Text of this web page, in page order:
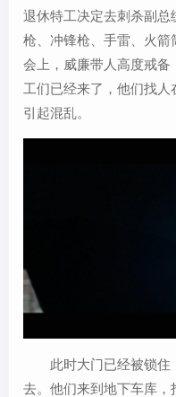
退休特工决定去刺杀副
枪、冲锋枪、手雷、火
会上，威廉带人高度戒
工们已经来了，他们找
引起混乱。
此时大门已经被锁住
去。他们来到地下车库